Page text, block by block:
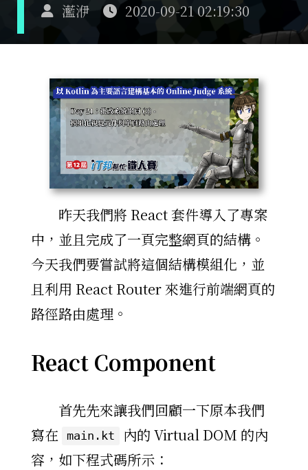
灆洢
2020-09-21 02:19:30
昨天我們將 React 套件導入了專案
中，並且完成了一頁完整網頁的結構。
今天我們要嘗試將這個結構模組化，並
且利用 React Router 來進行前端網頁的
路徑路由處理。
React Component
首先先來讓我們回顧一下原本我們
寫在
main.kt
內的 Virtual DOM 的內
容，如下程式碼所示：